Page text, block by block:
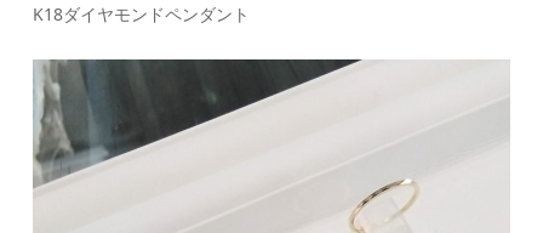
K18ダイヤモンドペンダント